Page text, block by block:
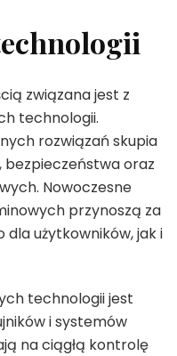
związana jest z
technologii.
rozwiązań skupia
oraz
Nowoczesne
przynoszą za
użytkowników, jak i
technologii jest
i systemów
na ciągłą kontrolę